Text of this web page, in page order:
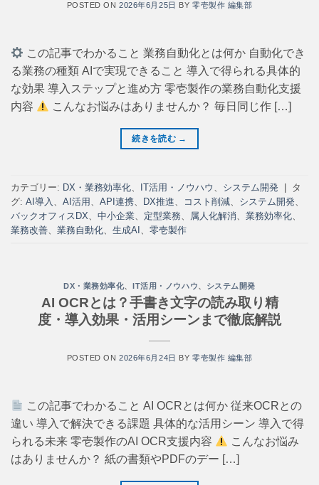
POSTED ON2026年6月25日 BY 零壱製作 編集部
この記事でわかること 業務自動化とは何か 自動化でき
る業務の種類 AIで実現できること 導入で得られる具体的
な効果 導入ステップと進め方 零壱製作の業務自動化支援
内容
こんなお悩みはありませんか？ 毎日同じ作 […]
続きを読む →
カテゴリー: DX・業務効率化 IT活用・ノウハウ システム開発 |
タ
グ: AI導入 AI活用 API連携 DX推進 コスト削減 システム開発
バックオフィスDX
中小企業 定型業務 属人化解消 業務効率化
業務改善
業務自動化 生成AI 零壱製作
DX・業務効率化、 IT活用・ノウハウ、 システム開発
AI OCRとは？手書き文字の読み取り精
度・導入効果・活用シーンまで徹底解説
POSTED ON2026年6月24日 BY 零壱製作 編集部
この記事でわかること AI OCRとは何か 従来OCRとの
違い 導入で解決できる課題 具体的な活用シーン 導入で得
られる未来 零壱製作のAI OCR支援内容
こんなお悩み
はありませんか？ 紙の書類やPDFのデー […]